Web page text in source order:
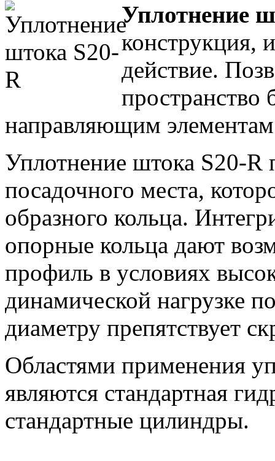
Уплотнение
конструкция,
действие.
пространство
направляющим
Уплотнение штока S20-R
посадочного места,
образного кольца.
опорные кольца дают
профиль в условиях
динамической нагрузке
диаметру препятствует
Областями применения
являются стандартная
стандартные цилиндры.